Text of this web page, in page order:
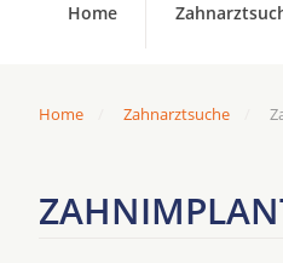
Home
Home Zahnarztsuche